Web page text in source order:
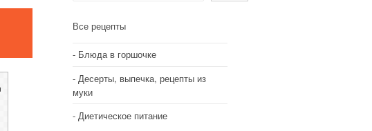
Все рецепты
Блюда в горшочке
Десерты, выпечка, рецепты из
муки
Диетическое питание